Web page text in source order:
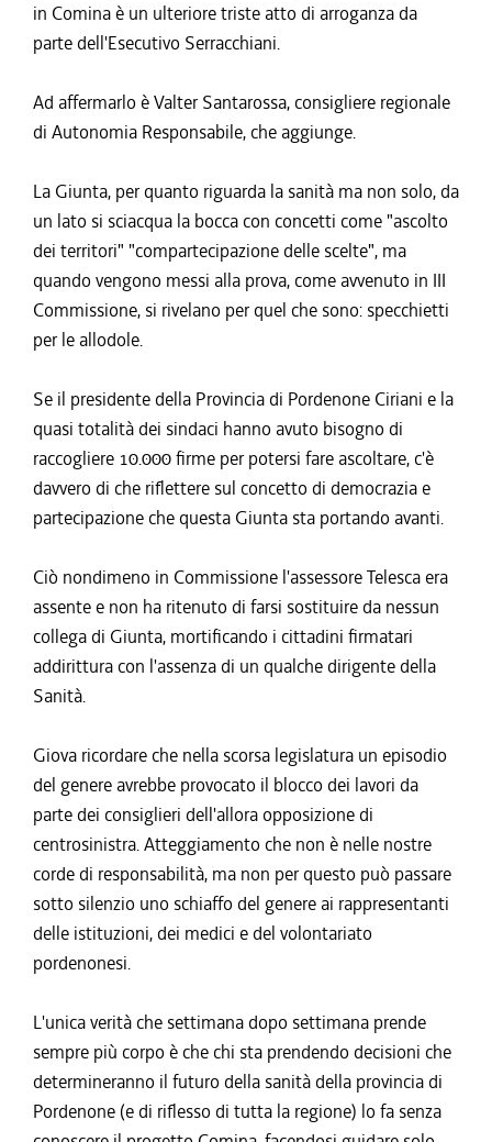
in Comina è un ulteriore triste atto di arroganza da
parte dell'Esecutivo Serracchiani.
Ad affermarlo è Valter Santarossa, consigliere regionale
di Autonomia Responsabile, che aggiunge.
La Giunta, per quanto riguarda la sanità ma non solo, da
un lato si sciacqua la bocca con concetti come "ascolto
dei territori" "compartecipazione delle scelte", ma
quando vengono messi alla prova, come avvenuto in III
Commissione, si rivelano per quel che sono: specchietti
per le allodole.
Se il presidente della Provincia di Pordenone Ciriani e la
quasi totalità dei sindaci hanno avuto bisogno di
raccogliere 10.000 firme per potersi fare ascoltare, c'è
davvero di che riflettere sul concetto di democrazia e
partecipazione che questa Giunta sta portando avanti.
Ciò nondimeno in Commissione l'assessore Telesca era
assente e non ha ritenuto di farsi sostituire da nessun
collega di Giunta, mortificando i cittadini firmatari
addirittura con l'assenza di un qualche dirigente della
Sanità.
Giova ricordare che nella scorsa legislatura un episodio
del genere avrebbe provocato il blocco dei lavori da
parte dei consiglieri dell'allora opposizione di
centrosinistra. Atteggiamento che non è nelle nostre
corde di responsabilità, ma non per questo può passare
sotto silenzio uno schiaffo del genere ai rappresentanti
delle istituzioni, dei medici e del volontariato
pordenonesi.
L'unica verità che settimana dopo settimana prende
sempre più corpo è che chi sta prendendo decisioni che
determineranno il futuro della sanità della provincia di
Pordenone (e di riflesso di tutta la regione) lo fa senza